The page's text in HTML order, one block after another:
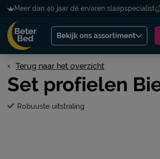
Meer dan 40 jaar dé ervaren slaapspecialist
Bekijk ons assortiment
Terug naar het overzicht
Set profielen
Robuuste uitstraling